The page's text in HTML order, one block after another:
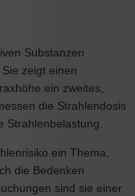
Substanzen
zeigt einen
ein zweites,
die Strahlendosis
Strahlenbelastung.
ein Thema,
die Bedenken
sind sie einer